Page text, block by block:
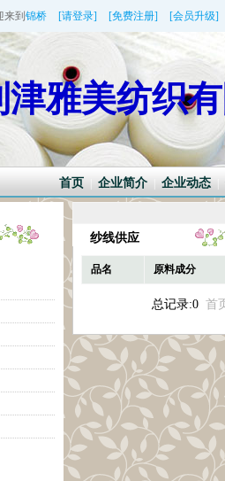
来到 锦桥 [请登录] [免费注册] [会员升级]
津雅美纺织
首页 企业简介 企业动态
纱线供应
品名 原料成分
总记录:0 首